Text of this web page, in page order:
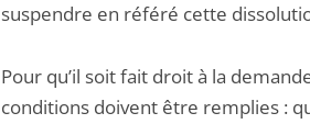
suspendre en référé cette
Pour qu’il soit fait droit à la
conditions doivent être remplies :